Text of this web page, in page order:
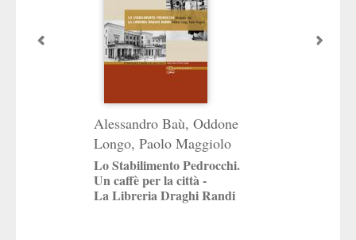
Alessandro Baù, Oddone
Longo, Paolo Maggiolo
Lo Stabilimento Pedrocchi.
Un caffè per la città -
La Libreria Draghi Randi